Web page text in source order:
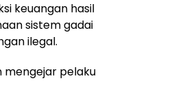
keuangan hasil
sistem gadai
ilegal.
mengejar pelaku